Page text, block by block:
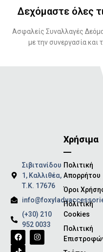
Δεχόμαστε όλες
Ασφαλείς Συναλλαγές
με την συνεργασία και
Σιβιτανίδου
1, Καλλιθέα,
Τ.Κ. 17676
(+30) 210
952 0033
Χρήσιμα
Πολιτική
Απορρήτου
Όροι
Πολιτική
Cookies
Πολιτική